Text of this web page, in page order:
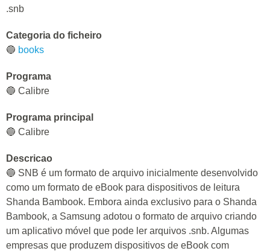
.snb
Categoria do ficheiro
🔵 books
Programa
🔵 Calibre
Programa principal
🔵 Calibre
Descricao
🔵 SNB é um formato de arquivo inicialmente desenvolvido
como um formato de eBook para dispositivos de leitura
Shanda Bambook. Embora ainda exclusivo para o Shanda
Bambook, a Samsung adotou o formato de arquivo criando
um aplicativo móvel que pode ler arquivos .snb. Algumas
empresas que produzem dispositivos de eBook com